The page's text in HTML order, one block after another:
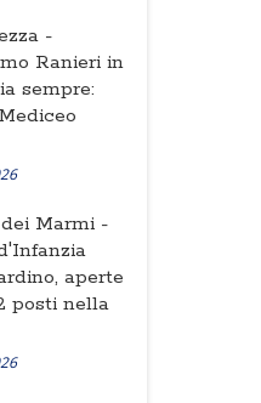
-
Ranieri in
sempre:
Marmi -
aperte
posti nella